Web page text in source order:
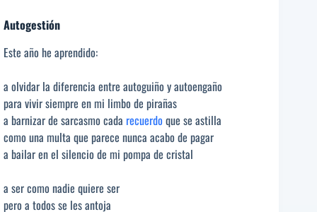
Autogestión
Este año he aprendido:
a olvidar la diferencia entre autoguiño y autoengaño
para vivir siempre en mi limbo de pirañas
a barnizar de sarcasmo cada recuerdo que se astilla
como una multa que parece nunca acabo de pagar
a bailar en el silencio de mi pompa de cristal
a ser como nadie quiere ser
pero a todos se les antoja